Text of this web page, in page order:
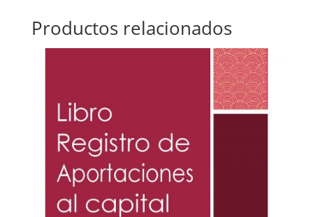
Productos relacionados